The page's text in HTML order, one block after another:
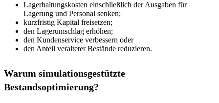
Lagerhaltungskosten einschließlich der Ausgaben für
Lagerung und Personal senken;
kurzfristig Kapital freisetzen;
den Lagerumschlag erhöhen;
den Kundenservice verbessern oder
den Anteil veralteter Bestände reduzieren.
Warum simulationsgestützte
Bestandsoptimierung?